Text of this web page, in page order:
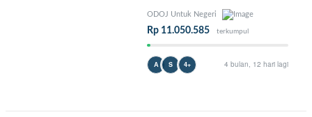
ODOJ Untuk Negeri
Rp 11.050.585 terkumpul
A S 4+ 4 bulan, 12 hari lagi